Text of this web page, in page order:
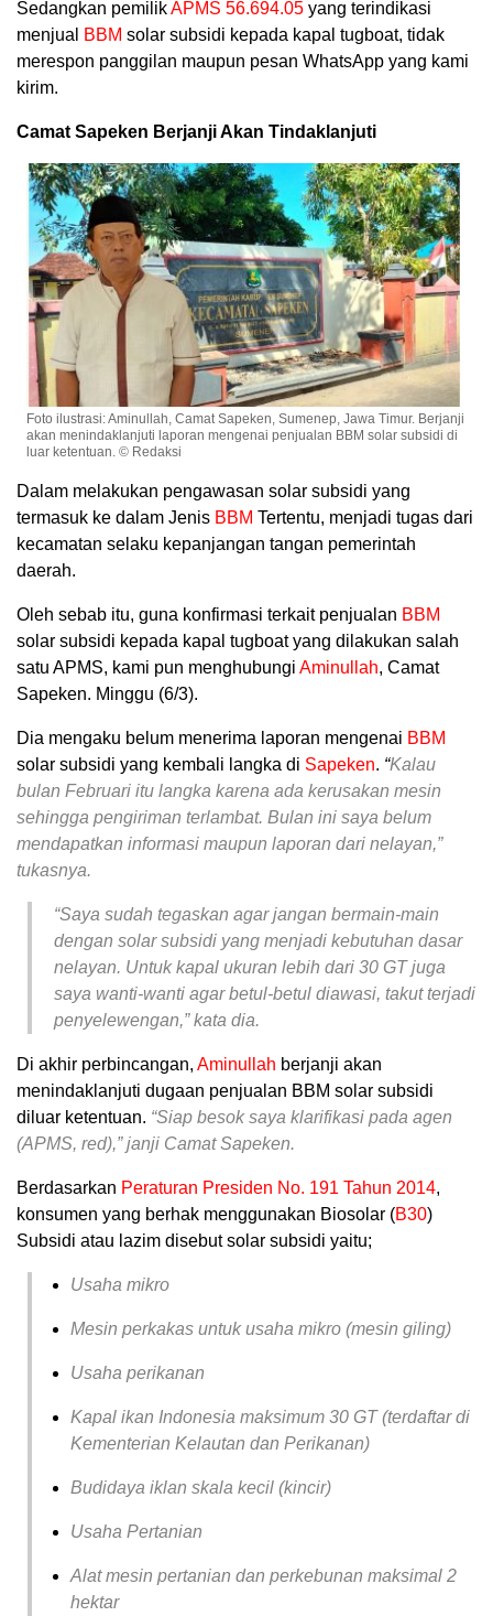
Sedangkan pemilikAPMS 56.694.05 yang terindikasi
menjual
BBM solar subsidi kepada kapal tugboat, tidak
merespon panggilan maupun pesan WhatsApp yang kami
kirim.
Camat Sapeken Berjanji Akan Tindaklanjuti
Foto ilustrasi: Aminullah, Camat Sapeken, Sumenep, Jawa Timur. Berjanji
akan menindaklanjuti laporan mengenai penjualan BBM solar subsidi di
luar ketentuan. © Redaksi
Dalam melakukan pengawasan solar subsidi yang
termasuk ke dalam Jenis BBM Tertentu, menjadi tugas dari
kecamatan selaku kepanjangan tangan pemerintah
daerah.
Oleh sebab itu, guna konfirmasi terkait penjualan BBM
solar subsidi kepada kapal tugboat yang dilakukan salah
satu APMS, kami pun menghubungi Aminullah, Camat
Sapeken. Minggu (6/3).
Dia mengaku belum menerima laporan mengenai BBM
solar subsidi yang kembali langka di Sapeken. “Kalau
bulan Februari itu langka karena ada kerusakan mesin
sehingga pengiriman terlambat. Bulan ini saya belum
mendapatkan informasi maupun laporan dari nelayan,”
tukasnya.
“Saya sudah tegaskan agar jangan bermain-main
dengan solar subsidi yang menjadi kebutuhan dasar
nelayan. Untuk kapal ukuran lebih dari 30 GT juga
saya wanti-wanti agar betul-betul diawasi, takut terjadi
penyelewengan,” kata dia.
Di akhir perbincangan, Aminullah berjanji akan
menindaklanjuti dugaan penjualan BBM solar subsidi
diluar ketentuan. “Siap besok saya klarifikasi pada agen
(APMS, red),” janji Camat Sapeken.
Berdasarkan Peraturan Presiden No. 191 Tahun 2014,
konsumen yang berhak menggunakan Biosolar (B30)
Subsidi atau lazim disebut solar subsidi yaitu;
Usaha mikro
Mesin perkakas untuk usaha mikro (mesin giling)
Usaha perikanan
Kapal ikan Indonesia maksimum 30 GT (terdaftar di
Kementerian Kelautan dan Perikanan)
Budidaya iklan skala kecil (kincir)
Usaha Pertanian
Alat mesin pertanian dan perkebunan maksimal 2
hektar